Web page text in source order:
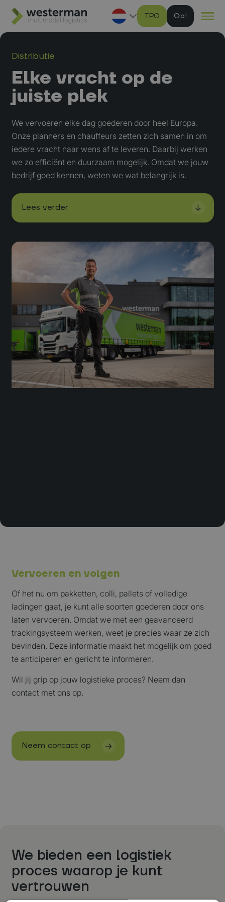
TPO
Distributie
Elke vracht op de
juiste plek
We vervoeren elke dag goederen door heel Europa.
Onze planners en chauffeurs zetten zich samen in om
iedere vracht naar wens af te leveren. Daarbij werken
we zo efficiënt en duurzaam mogelijk. Omdat we jouw
bedrijf goed kennen, weten we wat belangrijk is.
Vervoeren en volgen
Of het nu om pakketten, colli, pallets of volledige
ladingen gaat, je kunt alle soorten goederen door ons
laten vervoeren. Omdat we met een geavanceerd
trackingsysteem werken, weet je precies waar ze zich
bevinden. Deze informatie maakt het mogelijk om goed
te anticiperen en gericht te informeren.
Wil jij grip op jouw logistieke proces? Neem dan
contact met ons op.
We bieden een logistiek
proces waarop je kunt
vertrouwen
Ga naar hoofdinhoud